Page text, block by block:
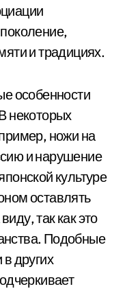
и традициях.
особенности
некоторых
ножи на
и нарушение
культуре
оставлять
так как это
Подобные
других